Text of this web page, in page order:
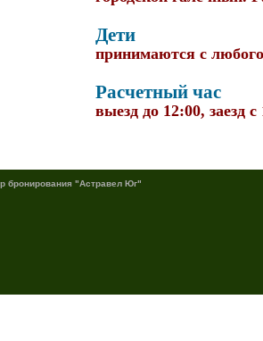
Дети
принимаются с
Расчетный час
выезд до 12:00, заезд с
бронирования "Астравел Юг"